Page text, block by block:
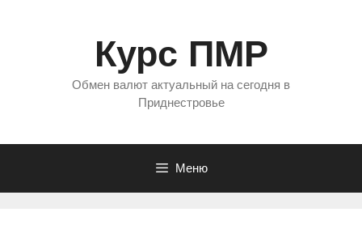
Курс ПМР
Обмен валют актуальный на сегодня в
Приднестровье
Меню